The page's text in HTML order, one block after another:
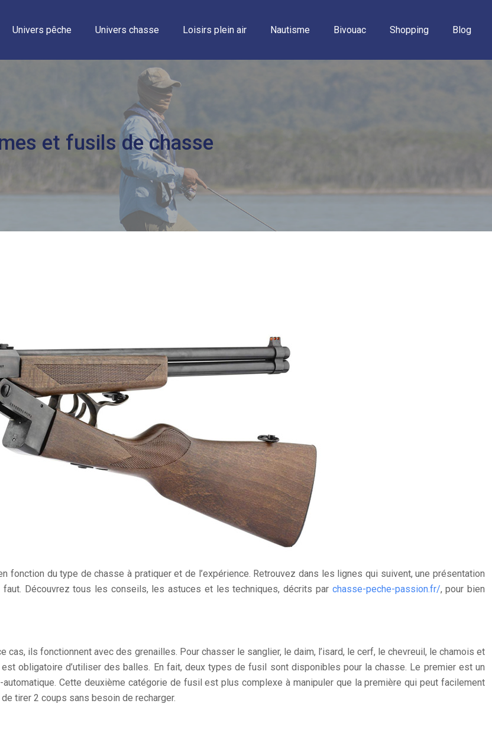
Univers pêche Univers chasse Loisirs plein air Nautisme Bivouac Shopping Blog
et fusils de chasse
du type de chasse à pratiquer et de l’expérience. Retrouvez dans les lignes qui suivent, une présentation
Découvrez tous les conseils, les astuces et les techniques, décrits par chasse-peche-passion.fr/, pour bien
ils fonctionnent avec des grenailles. Pour chasser le sanglier, le daim, l’isard, le cerf, le chevreuil, le chamois et
obligatoire d’utiliser des balles. En fait, deux types de fusil sont disponibles pour la chasse. Le premier est un
Cette deuxième catégorie de fusil est plus complexe à manipuler que la première qui peut facilement
tirer 2 coups sans besoin de recharger.